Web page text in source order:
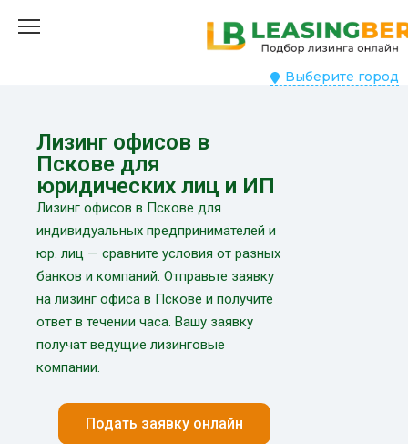
Выберите город
Лизинг офисов в
Пскове для
юридических лиц и ИП
Лизинг офисов в Пскове для
индивидуальных предпринимателей и
юр. лиц — сравните условия от разных
банков и компаний. Отправьте заявку
на лизинг офиса в Пскове и получите
ответ в течении часа. Вашу заявку
получат ведущие лизинговые
компании.
Подать заявку онлайн